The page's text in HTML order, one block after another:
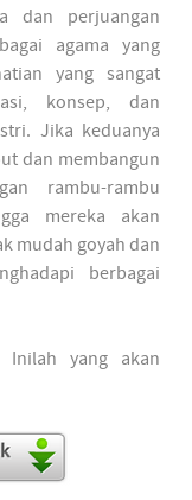
dan perjuangan
agama yang
yang sangat
konsep, dan
Jika keduanya
dan membangun
rambu-rambu
mereka akan
mudah goyah dan
berbagai
Inilah yang akan